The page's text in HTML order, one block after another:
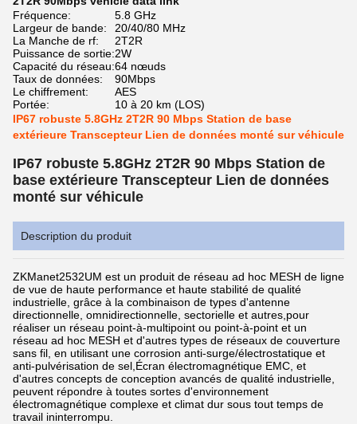
Fréquence:
5.8 GHz
Largeur de bande:
20/40/80 MHz
La Manche de rf:
2T2R
Puissance de sortie:2W
Capacité du réseau:64 nœuds
Taux de données:
90Mbps
Le chiffrement:
AES
Portée:
10 à 20 km (LOS)
IP67 robuste 5.8GHz 2T2R 90 Mbps Station de base
extérieure Transcepteur Lien de données monté sur véhicule
IP67 robuste 5.8GHz 2T2R 90 Mbps Station de
base extérieure Transcepteur Lien de données
monté sur véhicule
Description du produit
ZKManet2532UM est un produit de réseau ad hoc MESH de ligne
de vue de haute performance et haute stabilité de qualité
industrielle, grâce à la combinaison de types d'antenne
directionnelle, omnidirectionnelle, sectorielle et autres,pour
réaliser un réseau point-à-multipoint ou point-à-point et un
réseau ad hoc MESH et d'autres types de réseaux de couverture
sans fil, en utilisant une corrosion anti-surge/électrostatique et
anti-pulvérisation de sel,Écran électromagnétique EMC, et
d'autres concepts de conception avancés de qualité industrielle,
peuvent répondre à toutes sortes d'environnement
électromagnétique complexe et climat dur sous tout temps de
travail ininterrompu.